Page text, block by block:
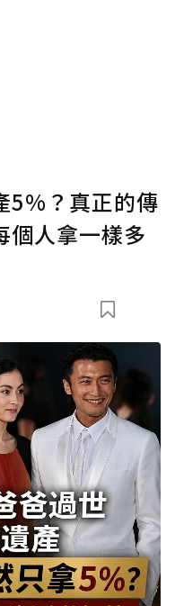
5%？真正的傳
個人拿一樣多